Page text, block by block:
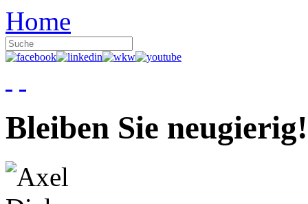
Home
Bleiben Sie neugierig!